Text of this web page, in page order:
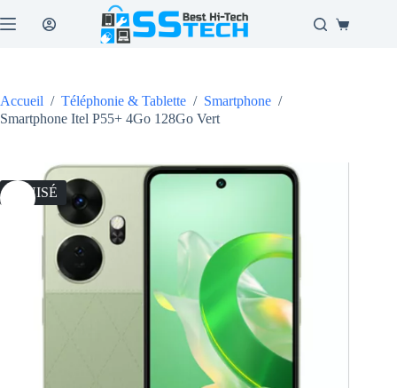
au
Panier
Accueil / Téléphonie & Tablette / Smartphone /
Smartphone Itel P55+ 4Go 128Go Vert
ÉPUISÉ